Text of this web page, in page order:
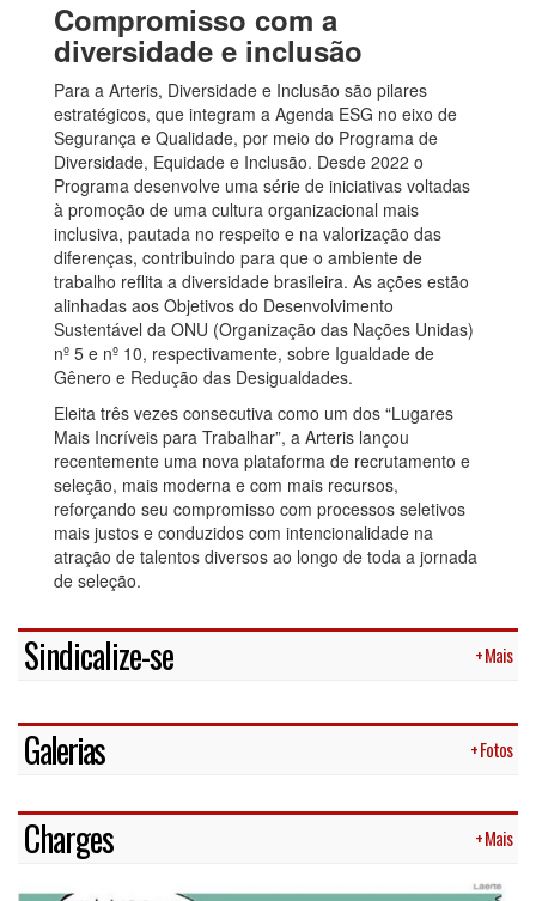
Compromisso com a
diversidade e inclusão
Para a Arteris, Diversidade e Inclusão são pilares
estratégicos, que integram a Agenda ESG no eixo de
Segurança e Qualidade, por meio do Programa de
Diversidade, Equidade e Inclusão. Desde 2022 o
Programa desenvolve uma série de iniciativas voltadas
à promoção de uma cultura organizacional mais
inclusiva, pautada no respeito e na valorização das
diferenças, contribuindo para que o ambiente de
trabalho reflita a diversidade brasileira. As ações estão
alinhadas aos Objetivos do Desenvolvimento
Sustentável da ONU (Organização das Nações Unidas)
nº 5 e nº 10, respectivamente, sobre Igualdade de
Gênero e Redução das Desigualdades.
Eleita três vezes consecutiva como um dos “Lugares
Mais Incríveis para Trabalhar”, a Arteris lançou
recentemente uma nova plataforma de recrutamento e
seleção, mais moderna e com mais recursos,
reforçando seu compromisso com processos seletivos
mais justos e conduzidos com intencionalidade na
atração de talentos diversos ao longo de toda a jornada
de seleção.
Sindicalize-se + Mais
Galerias + Fotos
Charges + Mais